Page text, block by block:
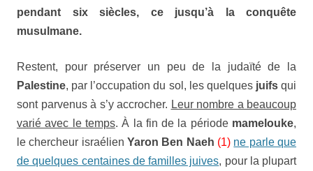
pendant six siècles, ce jusqu’à la conquête
musulmane.
Restent, pour préserver un peu de la judaïté de la
Palestine, par l’occupation du sol, les quelques juifsqui
sont parvenus à s’y accrocher. Leur nombre a beaucoup
varié avec le temps. À la fin de la période mamelouke,
le chercheur israélien Yaron Ben Naeh (1) ne parle que
de quelques centaines de familles juives, pour la plupart